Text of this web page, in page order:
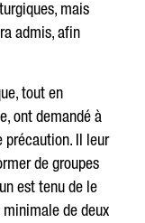
mais
admis, afin
tout en
ont demandé à
précaution. Il leur
de groupes
est tenu de le
de deux